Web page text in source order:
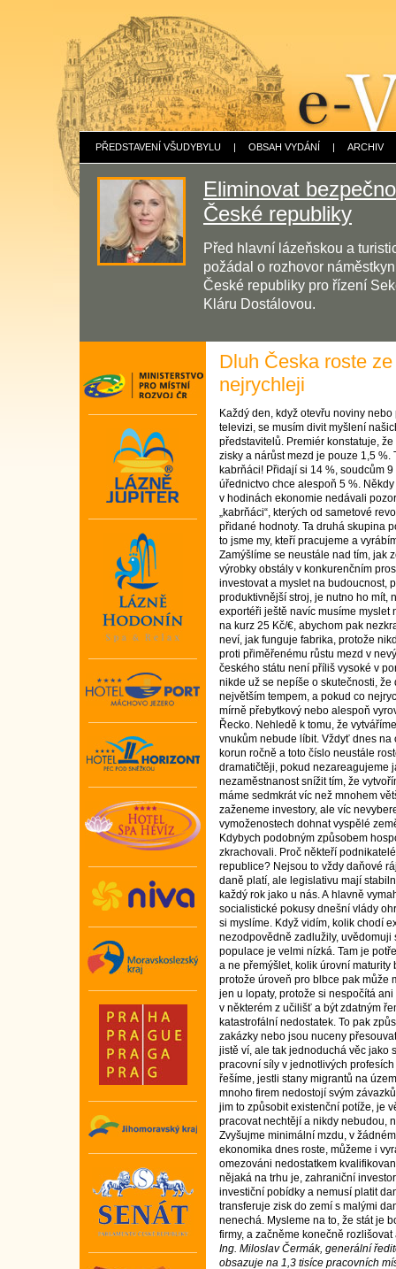
PŘEDSTAVENÍ VŠUDYBYLU | OBSAH VYDÁNÍ | ARCHIV
Eliminovat
České republiky
Před hlavní lázeňskou a
požádal o rozhovor
České republiky pro řízení
Kláru Dostálovou.
Dluh Česka roste
nejrychleji
Každý den, když otevřu noviny nebo
televizi, se musím divit myšlení
představitelů. Premiér konstatuje,
zisky a nárůst mezd je pouze 1,5 %.
kabrňáci! Přidají si 14 %, soudcům 9
úřednictvo chce alespoň 5 %.
v hodinách ekonomie nedávali
„kabrňáci“, kterých od sametové
přidané hodnoty. Ta druhá skupina
to jsme my, kteří pracujeme a
Zamýšlíme se neustále nad tím, jak
výrobky obstály v konkurenčním
investovat a myslet na budoucnost,
produktivnější stroj, je nutno ho mít,
exportéři ještě navíc musíme myslet
na kurz 25 Kč/€, abychom pak
neví, jak funguje fabrika, protože
proti přiměřenému růstu mezd v
českého státu není příliš vysoké v
nikde už se nepíše o skutečnosti,
největším tempem, a pokud co
mírně přebytkový nebo alespoň
Řecko. Nehledě k tomu, že
vnukům nebude líbit. Vždyť dnes
korun ročně a toto číslo neustále
dramatičtěji, pokud nezareagujeme
nezaměstnanost snížit tím, že
máme sedmkrát víc než mnohem
zaženeme investory, ale víc
vymoženostech dohnat vyspělé
Kdybych podobným způsobem
zkrachovali. Proč někteří
republice? Nejsou to vždy daňové
daně platí, ale legislativu mají
každý rok jako u nás. A hlavně
socialistické pokusy dnešní vlády
si myslíme. Když vidím, kolik chodí
nezodpovědně zadlužily, uvědomuji
populace je velmi nízká. Tam je
a ne přemýšlet, kolik úrovní
protože úroveň pro blbce pak může
jen u lopaty, protože si nespočítá
v některém z učilišť a být zdatným
katastrofální nedostatek. To pak
zakázky nebo jsou nuceny
jistě ví, ale tak jednoduchá věc jako
pracovní síly v jednotlivých
řešíme, jestli stany migrantů na
mnoho firem nedostojí svým
jim to způsobit existenční potíže, je
pracovat nechtějí a nikdy nebudou,
Zvyšujme minimální mzdu, v
ekonomika dnes roste, můžeme i
omezováni nedostatkem
nějaká na trhu je, zahraniční
investiční pobídky a nemusí platit
transferuje zisk do zemí s malými
nenechá. Mysleme na to, že stát je
firmy, a začněme konečně
Ing. Miloslav Čermák, generální
obsazuje na 1,3 tisíce pracovních